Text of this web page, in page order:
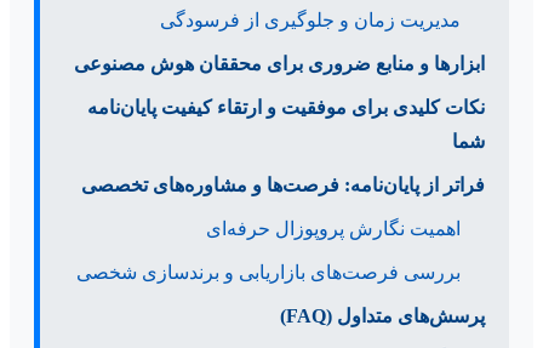
مدیریت زمان و جلوگیری از فرسودگی
ابزارها و منابع ضروری برای محققان هوش مصنوعی
نکات کلیدی برای موفقیت و ارتقاء کیفیت پایان‌نامه
شما
فراتر از پایان‌نامه: فرصت‌ها و مشاوره‌های تخصصی
اهمیت نگارش پروپوزال حرفه‌ای
بررسی فرصت‌های بازاریابی و برندسازی شخصی
پرسش‌های متداول (FAQ)